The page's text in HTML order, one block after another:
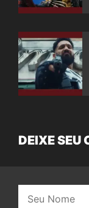
DEIXE SEU